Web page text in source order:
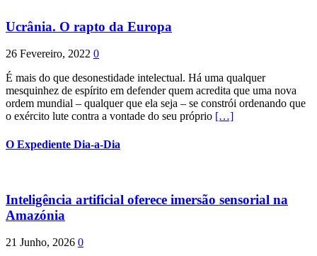
Ucrânia. O rapto da Europa
26 Fevereiro, 2022 0
É mais do que desonestidade intelectual. Há uma qualquer
mesquinhez de espírito em defender quem acredita que uma nova
ordem mundial – qualquer que ela seja – se constrói ordenando que
o exército lute contra a vontade do seu próprio […]
O Expediente Dia-a-Dia
Inteligência artificial oferece imersão sensorial na
Amazónia
21 Junho, 2026 0